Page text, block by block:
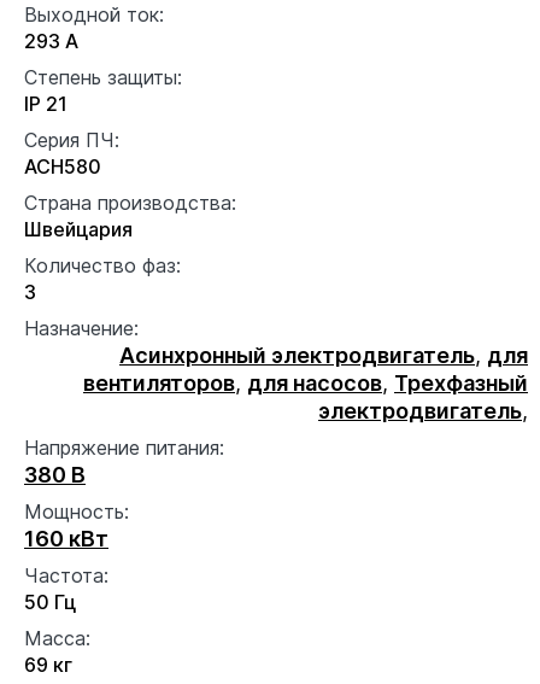
Выходной ток:
293 А
Степень защиты:
IP 21
Серия ПЧ:
ACH580
Страна производства:
Швейцария
Количество фаз:
3
Назначение:
Асинхронный электродвигатель, для
вентиляторов, для насосов, Трехфазный
электродвигатель,
Напряжение питания:
380 В
Мощность:
160 кВт
Частота:
50 Гц
Масса:
69 кг